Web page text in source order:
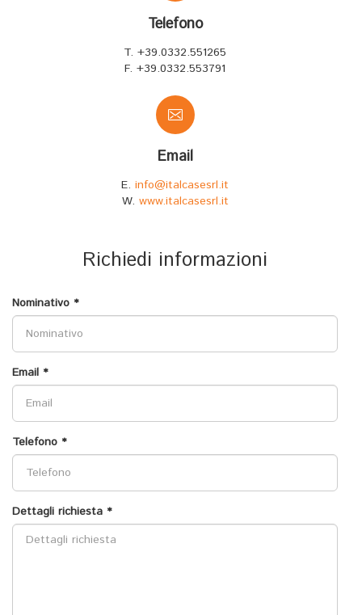
Telefono
T. +39.0332.551265
F. +39.0332.553791
Email
E. info@italcasesrl.it
W. www.italcasesrl.it
Richiedi informazioni
Nominativo *
Email *
Telefono *
Dettagli richiesta *